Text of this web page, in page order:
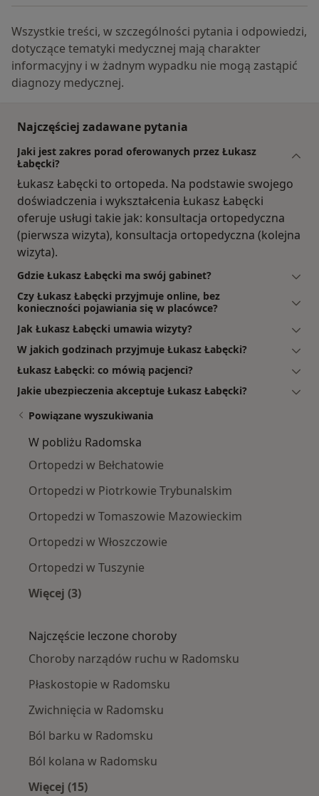
Wszystkie treści, w szczególności pytania i odpowiedzi,
dotyczące tematyki medycznej mają charakter
informacyjny i w żadnym wypadku nie mogą zastąpić
diagnozy medycznej.
Najczęściej zadawane pytania
Jaki jest zakres porad oferowanych przez Łukasz
Łabęcki?
Łukasz Łabęcki to ortopeda. Na podstawie swojego
doświadczenia i wykształcenia Łukasz Łabęcki
oferuje usługi takie jak: konsultacja ortopedyczna
(pierwsza wizyta), konsultacja ortopedyczna (kolejna
wizyta).
Gdzie Łukasz Łabęcki ma swój gabinet?
Czy Łukasz Łabęcki przyjmuje online, bez
konieczności pojawiania się w placówce?
Jak Łukasz Łabęcki umawia wizyty?
W jakich godzinach przyjmuje Łukasz Łabęcki?
Łukasz Łabęcki: co mówią pacjenci?
Jakie ubezpieczenia akceptuje Łukasz Łabęcki?
Powiązane wyszukiwania
W pobliżu Radomska
Ortopedzi w Bełchatowie
Ortopedzi w Piotrkowie Trybunalskim
Ortopedzi w Tomaszowie Mazowieckim
Ortopedzi w Włoszczowie
Ortopedzi w Tuszynie
Więcej (3)
Najczęście leczone choroby
Choroby narządów ruchu w Radomsku
Płaskostopie w Radomsku
Zwichnięcia w Radomsku
Ból barku w Radomsku
Ból kolana w Radomsku
Więcej (15)